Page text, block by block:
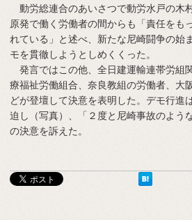
動労総連合のあいさつで動労水戸の木
原発で働く労働者の間からも「責任をも
れている」と述べ、新たな尼崎闘争の始
モを貫徹しようとしめくくった。
発言ではこの他、全日建運輸連帯労組
療福祉労働組合、奈良教組の労働者、大
どが登壇して決意を表明した。デモ行進
迫し（写真）、「２度と尼崎事故のよう
の決意を訴えた。